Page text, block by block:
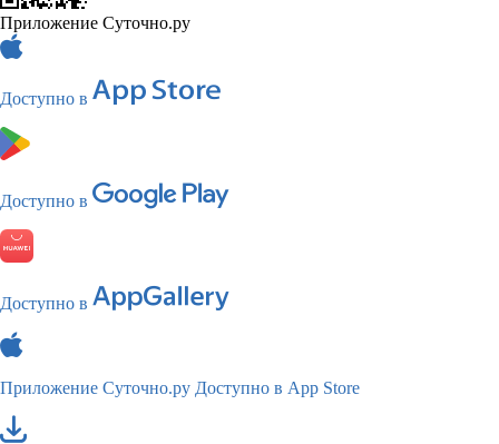
Приложение Суточно.ру
Доступно в
Доступно в
Доступно в
Приложение Суточно.ру Доступно в App Store